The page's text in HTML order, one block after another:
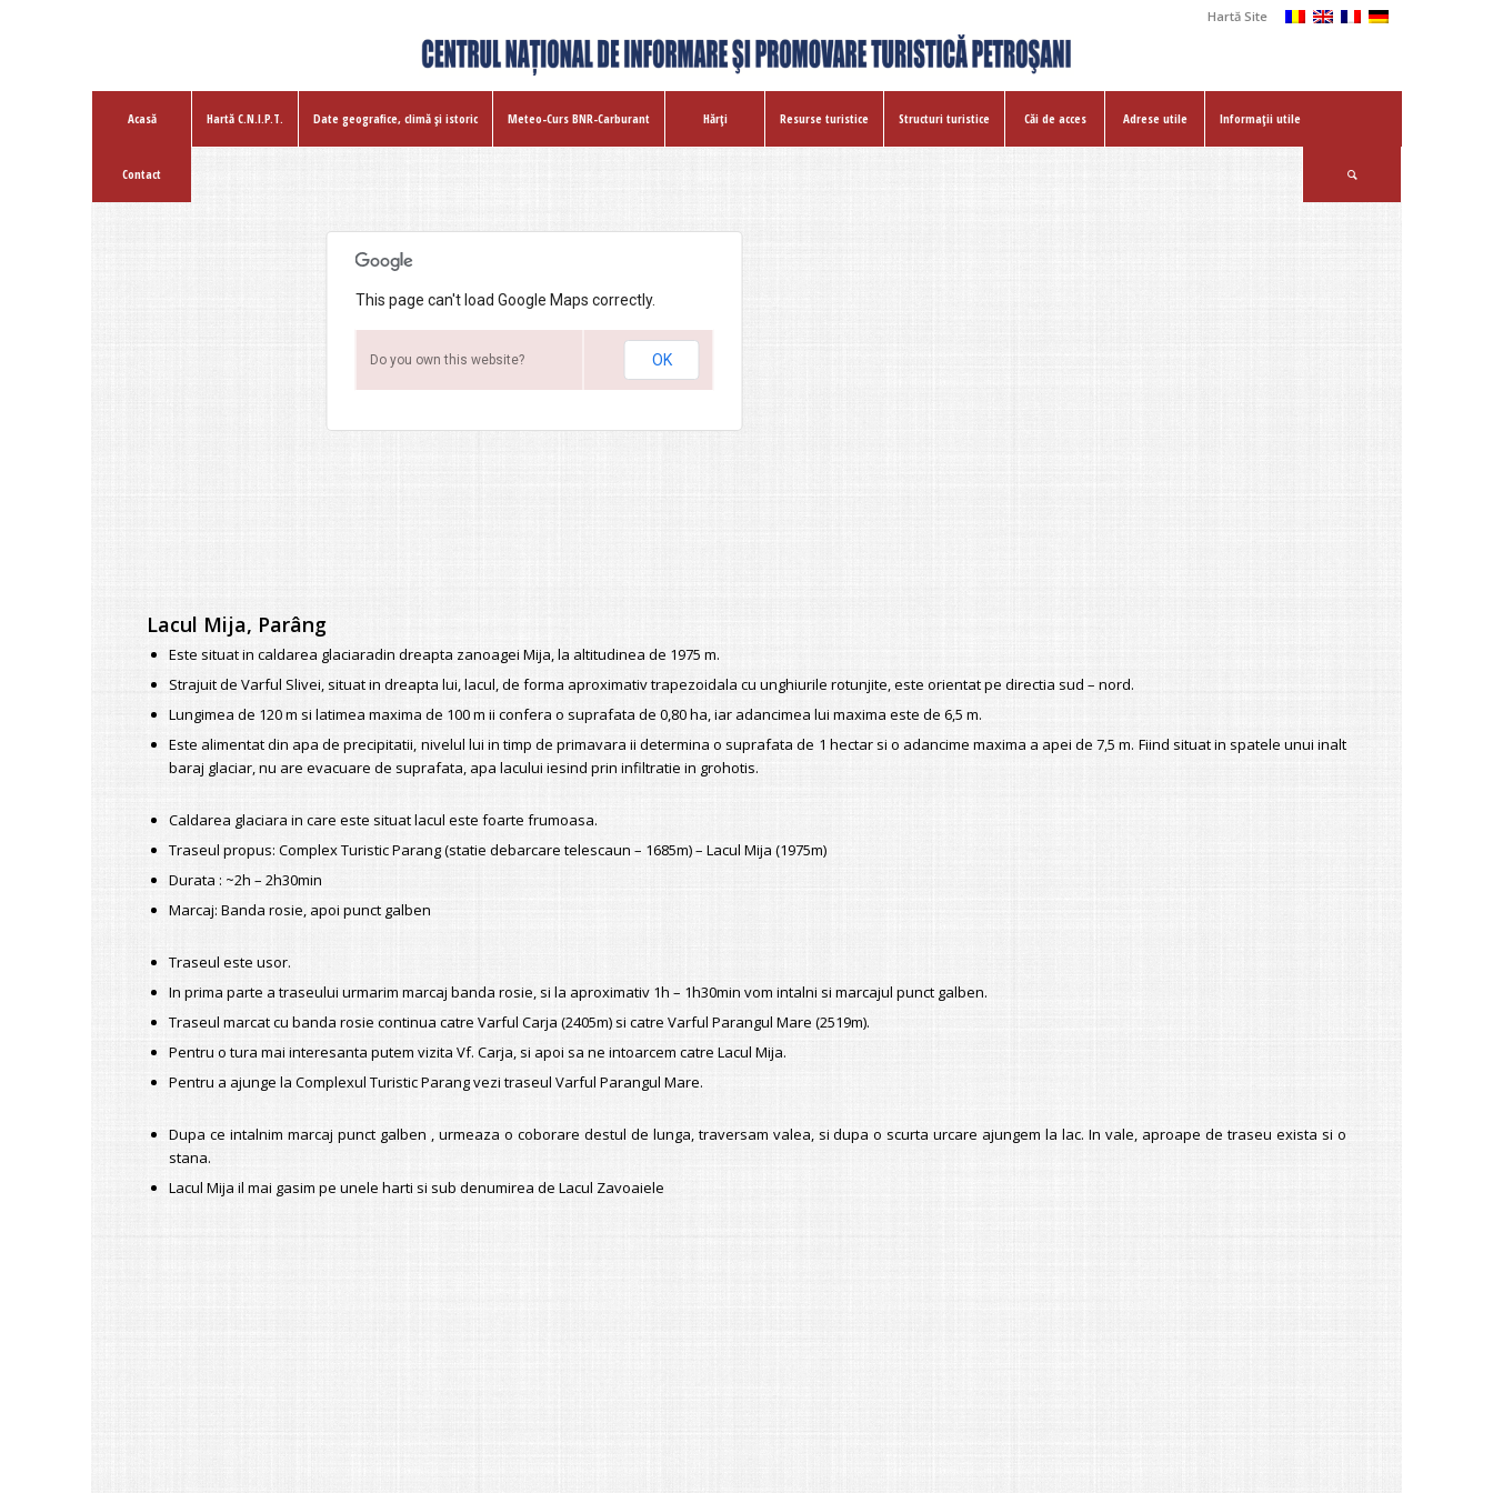
Hartă Site
Acasă Hartă C.N.I.P.T. Date geografice, climă şi istoric Meteo-Curs BNR-Carburant Hărţi Resurse turistice Structuri turistice Căi de acces Adrese utile Informații utile
Contact
This page can't load Google Maps correctly.
Do you own this website? OK
Lacul Mija, Parâng
Este situat in caldarea glaciaradin dreapta zanoagei Mija, la altitudinea de 1975 m.
Strajuit de Varful Slivei, situat in dreapta lui, lacul, de forma aproximativ trapezoidala cu unghiurile rotunjite, este orientat pe directia sud – nord.
Lungimea de 120 m si latimea maxima de 100 m ii confera o suprafata de 0,80 ha, iar adancimea lui maxima este de 6,5 m.
Este alimentat din apa de precipitatii, nivelul lui in timp de primavara ii determina o suprafata de 1 hectar si o adancime maxima a apei de 7,5 m. Fiind situat in spatele unui inalt
baraj glaciar, nu are evacuare de suprafata, apa lacului iesind prin infiltratie in grohotis.
Caldarea glaciara in care este situat lacul este foarte frumoasa.
Traseul propus: Complex Turistic Parang (statie debarcare telescaun – 1685m) – Lacul Mija (1975m)
Durata : ~2h – 2h30min
Marcaj: Banda rosie, apoi punct galben
Traseul este usor.
In prima parte a traseului urmarim marcaj banda rosie, si la aproximativ 1h – 1h30min vom intalni si marcajul punct galben.
Traseul marcat cu banda rosie continua catre Varful Carja (2405m) si catre Varful Parangul Mare (2519m).
Pentru o tura mai interesanta putem vizita Vf. Carja, si apoi sa ne intoarcem catre Lacul Mija.
Pentru a ajunge la Complexul Turistic Parang vezi traseul Varful Parangul Mare.
Dupa ce intalnim marcaj punct galben , urmeaza o coborare destul de lunga, traversam valea, si dupa o scurta urcare ajungem la lac. In vale, aproape de traseu exista si o
stana.
Lacul Mija il mai gasim pe unele harti si sub denumirea de Lacul Zavoaiele